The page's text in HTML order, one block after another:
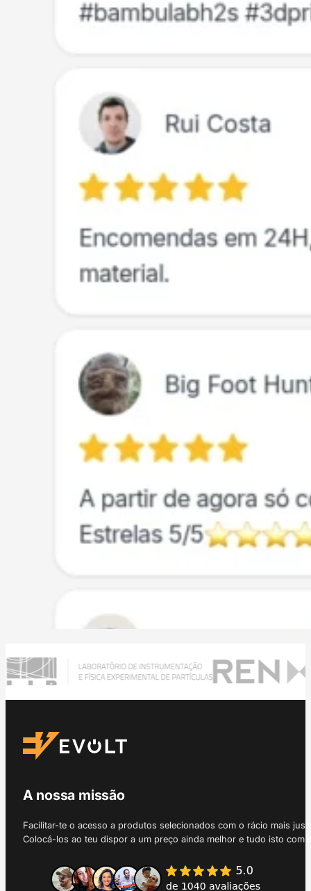
A nossa missão
Facilitar-te o acesso a produtos selecionados com o rácio mais
Colocá-los ao teu dispor a um preço ainda melhor e tudo isto